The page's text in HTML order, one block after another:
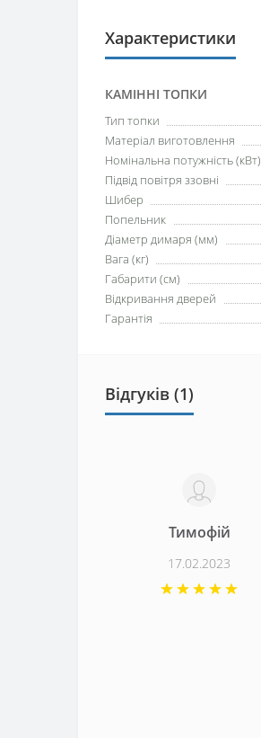
Характеристики
КАМІННІ ТОПКИ
Тип топки
Матеріал виготовлення
Номінальна потужність (кВт)
Підвід повітря ззовні
Шибер
Попельник
Діаметр димаря (мм)
Вага (кг)
Габарити (см)
Відкривання дверей
Гарантія
Відгуків (1)
Тимофій
17.02.2023